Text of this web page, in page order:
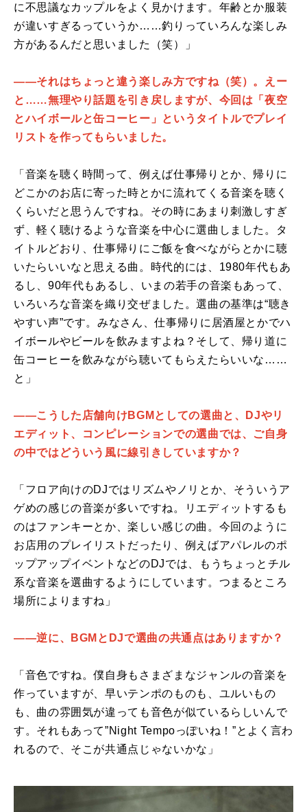
に不思議なカップルをよく見かけます。年齢とか服装
が違いすぎるっていうか……釣りっていろんな楽しみ
方があるんだと思いました（笑）」
――それはちょっと違う楽しみ方ですね（笑）。えー
と……無理やり話題を引き戻しますが、今回は「夜空
とハイボールと缶コーヒー」というタイトルでプレイ
リストを作ってもらいました。
「音楽を聴く時間って、例えば仕事帰りとか、帰りに
どこかのお店に寄った時とかに流れてくる音楽を聴く
くらいだと思うんですね。その時にあまり刺激しすぎ
ず、軽く聴けるような音楽を中心に選曲しました。タ
イトルどおり、仕事帰りにご飯を食べながらとかに聴
いたらいいなと思える曲。時代的には、1980年代もあ
るし、90年代もあるし、いまの若手の音楽もあって、
いろいろな音楽を織り交ぜました。選曲の基準は“聴き
やすい声”です。みなさん、仕事帰りに居酒屋とかでハ
イボールやビールを飲みますよね？そして、帰り道に
缶コーヒーを飲みながら聴いてもらえたらいいな……
と」
――こうした店舗向けBGMとしての選曲と、DJやリ
エディット、コンピレーションでの選曲では、ご自身
の中ではどういう風に線引きしていますか？
「フロア向けのDJではリズムやノリとか、そういうア
ゲめの感じの音楽が多いですね。リエディットするも
のはファンキーとか、楽しい感じの曲。今回のように
お店用のプレイリストだったり、例えばアパレルのポ
ップアップイベントなどのDJでは、もうちょっとチル
系な音楽を選曲するようにしています。つまるところ
場所によりますね」
――逆に、BGMとDJで選曲の共通点はありますか？
「音色ですね。僕自身もさまざまなジャンルの音楽を
作っていますが、早いテンポのものも、ユルいもの
も、曲の雰囲気が違っても音色が似ているらしいんで
す。それもあって”Night Tempoっぽいね！”とよく言わ
れるので、そこが共通点じゃないかな」